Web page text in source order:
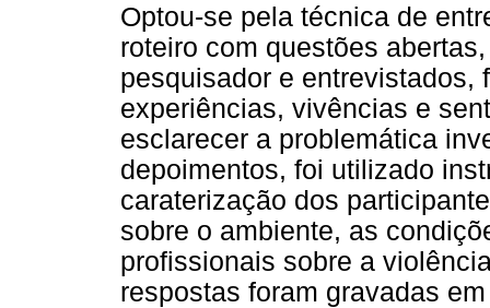
Optou-se pela técnica de
roteiro com questões
pesquisador e entrevistados,
experiências, vivências e
esclarecer a problemática
depoimentos, foi utilizado
caraterização dos
sobre o ambiente, as
profissionais sobre a
respostas foram gravadas